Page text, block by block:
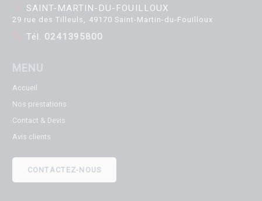
SAINT-MARTIN-DU-FOUILLOUX
29 rue des Tilleuls, 49170 Saint-Martin-du-Fouilloux
Tél. 0241395800
MENU
Accueil
Nos prestations
Contact & Devis
Avis clients
CONTACTEZ-NOUS